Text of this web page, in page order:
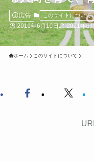
広告 このサイトについて
2019年6月10日 2021年6
ホーム このサイトについて